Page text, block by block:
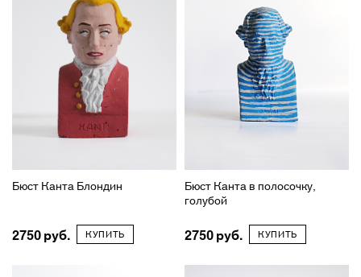
Бюст Канта Блондин
2750 КУПИТЬ
Бюст Канта в полосочку,
голубой
2750 КУПИТЬ